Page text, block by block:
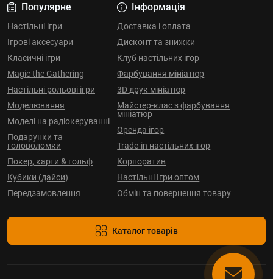
Популярне
Настільні ігри
Ігрові аксесуари
Класичні ігри
Magic the Gathering
Настільні рольові ігри
Моделювання
Моделі на радіокеруванні
Подарунки та
головоломки
Покер, карти & гольф
Кубики (дайси)
Передзамовлення
Інформація
Доставка і оплата
Дисконт та знижки
Клуб настільних ігор
Фарбування мініатюр
3D друк мініатюр
Майстер-клас з фарбування
мініатюр
Оренда ігор
Trade-in настільних ігор
Корпоратив
Настільні Ігри оптом
Обмін та повернення товару
Каталог товарів